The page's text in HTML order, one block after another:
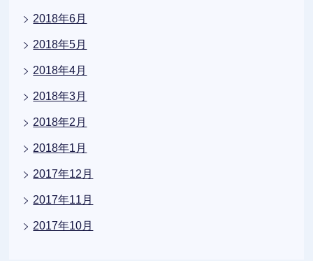
2018年6月
2018年5月
2018年4月
2018年3月
2018年2月
2018年1月
2017年12月
2017年11月
2017年10月